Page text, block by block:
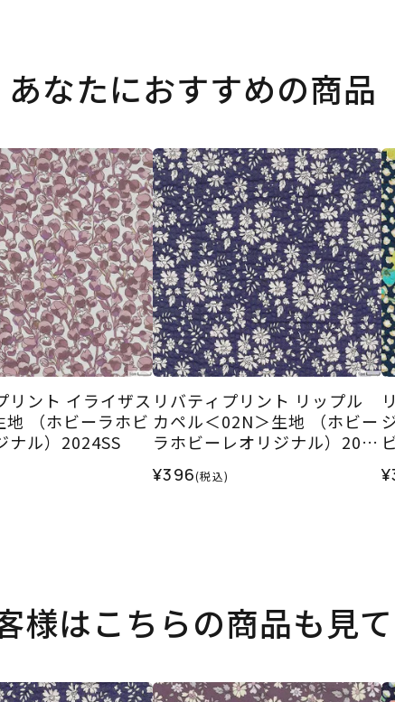
あなたにおすすめの商品
リント イライザス
地 （ホビーラホビ
ナル）2024SS
リバティプリント リップル
カペル＜02N＞生地 （ホビー
ラホビーレオリジナル）2025
¥396(税込)
様はこちらの商品も見